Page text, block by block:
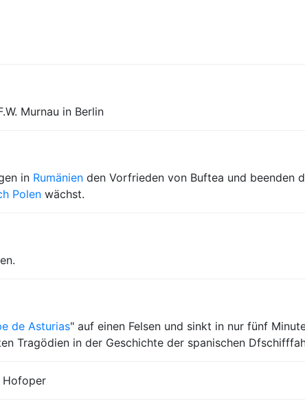
Murnau in Berlin
in Rumänien den Vorfrieden von Buftea und beenden
Polen wächst.
de Asturias" auf einen Felsen und sinkt in nur fünf
Tragödien in der Geschichte der spanischen
Hofoper